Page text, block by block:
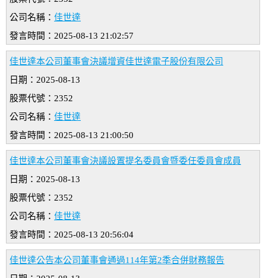
公司名稱： 佳世達
發言時間：2025-08-13 21:02:57
佳世達本公司董事會決議增資佳世達電子股份有限公司
日期：2025-08-13
股票代號：2352
公司名稱： 佳世達
發言時間：2025-08-13 21:00:50
佳世達本公司董事會決議設置提名委員會暨委任委員會成員
日期：2025-08-13
股票代號：2352
公司名稱： 佳世達
發言時間：2025-08-13 20:56:04
佳世達公告本公司董事會通過114年第2季合併財務報告